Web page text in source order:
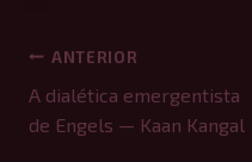
Navegação
de
ANTERIOR
A dialética emergentista
de Engels — Kaan Kangal